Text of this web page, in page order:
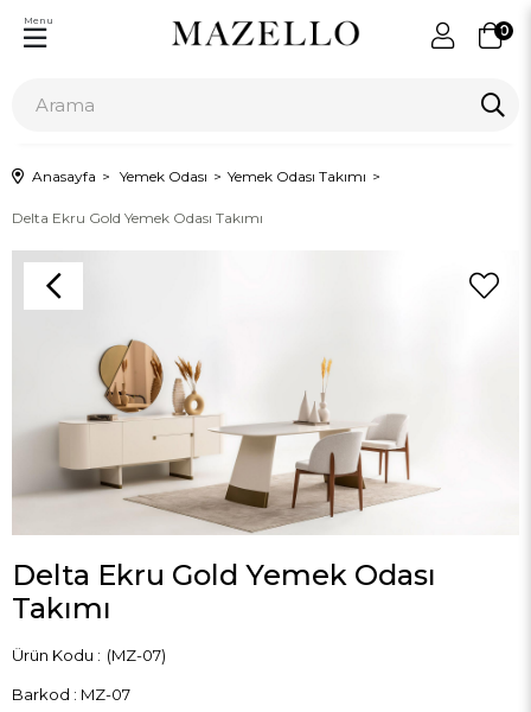
0
Menu
Anasayfa Yemek Odası Yemek Odası Takımı
Delta Ekru Gold Yemek Odası Takımı
Delta Ekru Gold Yemek Odası
Takımı
(MZ-07)
Barkod : MZ-07